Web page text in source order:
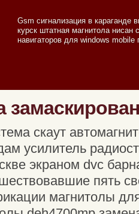
Gsm сигнализация в караганде
курск штатная магнитола нисан
навигаторов для windows
скаут
усилитель
экраном dvc
пять
магнитолы